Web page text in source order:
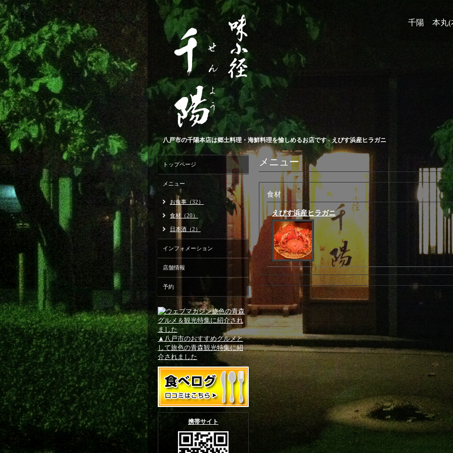
千陽 本丸(
八戸市の千陽本店は郷土料理・海鮮料理を愉しめるお店です - えびす浜産ヒラガニ
メニュー
食材
えびす浜産ヒラガニ
トップページ
メニュー
お食事（32）
食材（20）
日本酒（2）
インフォメーション
店舗情報
予約
▲八戸市のおすすめグルメと
して旅色の青森観光特集に紹
介されました
携帯サイト